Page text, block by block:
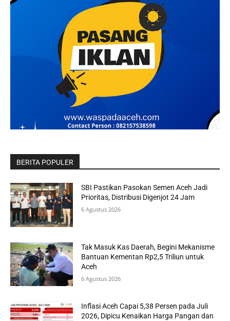
BERITA POPULER
SBI Pastikan Pasokan Semen Aceh Jadi
Prioritas, Distribusi Digenjot 24 Jam
6 Agustus 2026
Tak Masuk Kas Daerah, Begini Mekanisme
Bantuan Kementan Rp2,5 Triliun untuk
Aceh
6 Agustus 2026
Inflasi Aceh Capai 5,38 Persen pada Juli
2026, Dipicu Kenaikan Harga Pangan dan